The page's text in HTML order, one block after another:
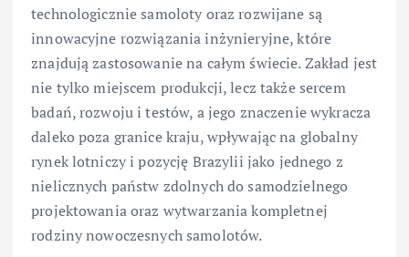
technologicznie samoloty oraz rozwijane są
innowacyjne rozwiązania inżynieryjne, które
znajdują zastosowanie na całym świecie. Zakład jest
nie tylko miejscem produkcji, lecz także sercem
badań, rozwoju i testów, a jego znaczenie wykracza
daleko poza granice kraju, wpływając na globalny
rynek lotniczy i pozycję Brazylii jako jednego z
nielicznych państw zdolnych do samodzielnego
projektowania oraz wytwarzania kompletnej
rodziny nowoczesnych samolotów.